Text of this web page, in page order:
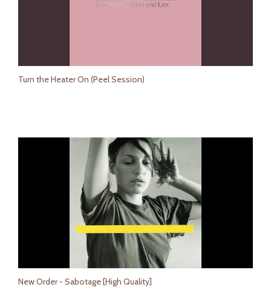
Turn the Heater On (Peel Session)
New Order - Sabotage [High Quality]